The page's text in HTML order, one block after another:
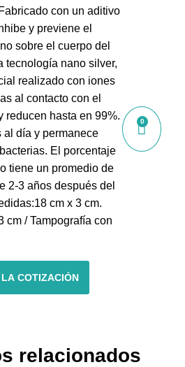
0
con un aditivo
y previene el
sobre el cuerpo del
tecnología nano silver,
realizado con iones
al contacto con el
reducen hasta en 99%.
al día y permanece
El porcentaje
tiene un promedio de
2-3 años después del
cm x 3 cm.
cm / Tampografía con
COTIZACIÓN
relacionados